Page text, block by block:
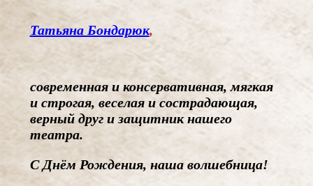
Татьяна Бондарюк,
современная и консервативная, мягкая
и строгая, веселая и сострадающая,
верный друг и защитник нашего
театра.
С Днём Рождения, наша волшебница!